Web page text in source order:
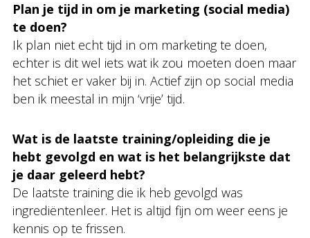
Plan je tijd in om je marketing (social media)
te doen?
Ik plan niet echt tijd in om marketing te doen,
echter is dit wel iets wat ik zou moeten doen maar
het schiet er vaker bij in. Actief zijn op social media
ben ik meestal in mijn ‘vrije’ tijd.
Wat is de laatste training/opleiding die je
hebt gevolgd en wat is het belangrijkste dat
je daar geleerd hebt?
De laatste training die ik heb gevolgd was
ingrediëntenleer. Het is altijd fijn om weer eens je
kennis op te frissen.